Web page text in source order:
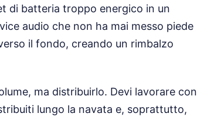
di batteria troppo energico in un
audio che non ha mai messo piede
il fondo, creando un rimbalzo
ma distribuirlo. Devi lavorare con
lungo la navata e, soprattutto,